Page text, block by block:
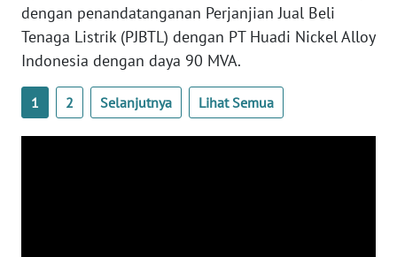
dengan penandatanganan Perjanjian Jual Beli
Tenaga Listrik (PJBTL) dengan PT Huadi Nickel Alloy
Indonesia dengan daya 90 MVA.
1 2 Selanjutnya Lihat Semua
WN
JATIM
BALI